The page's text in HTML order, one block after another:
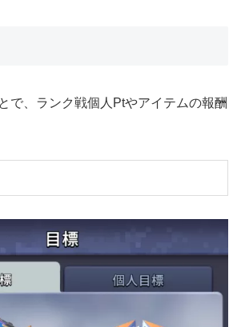
で、ランク戦個人Ptやアイテムの報酬